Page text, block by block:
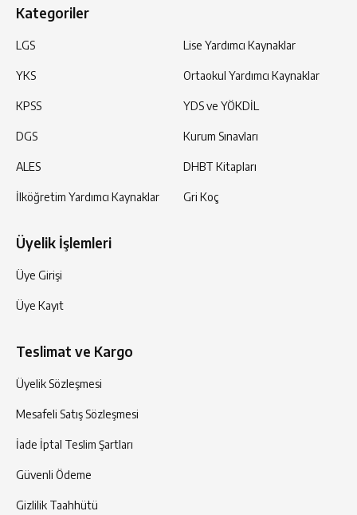
Kategoriler
LGS
YKS
KPSS
DGS
ALES
İlköğretim Yardımcı Kaynaklar
Lise Yardımcı Kaynaklar
Ortaokul Yardımcı Kaynaklar
YDS ve YÖKDİL
Kurum Sınavları
DHBT Kitapları
Gri Koç
Üyelik İşlemleri
Üye Girişi
Üye Kayıt
Teslimat ve Kargo
Üyelik Sözleşmesi
Mesafeli Satış Sözleşmesi
İade İptal Teslim Şartları
Güvenli Ödeme
Gizlilik Taahhütü